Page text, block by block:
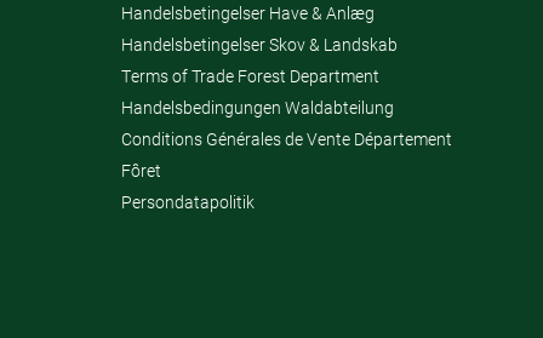
Handelsbetingelser Have & Anlæg
Handelsbetingelser Skov & Landskab
Terms of Trade Forest Department
Handelsbedingungen Waldabteilung
Conditions Générales de Vente Département
Fôret
Persondatapolitik